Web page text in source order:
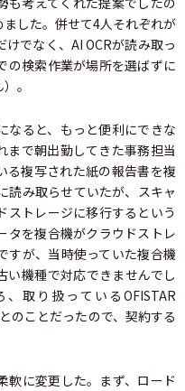
した。併せて4人それぞれが
でなく、AI OCRが読み取っ
の検索作業が場所を選ばずに
。
ると、もっと便利にできな
まで朝出勤してきた事務担当
る複写された紙の報告書を複
読み取らせていたが、スキャ
ストレージに移行するという
タを複合機がクラウドストレ
すが、当時使っていた複合機
い機種で対応できませんでし
取り扱っているOFISTAR
のことだったので、契約する
に変更した。まず、ロード